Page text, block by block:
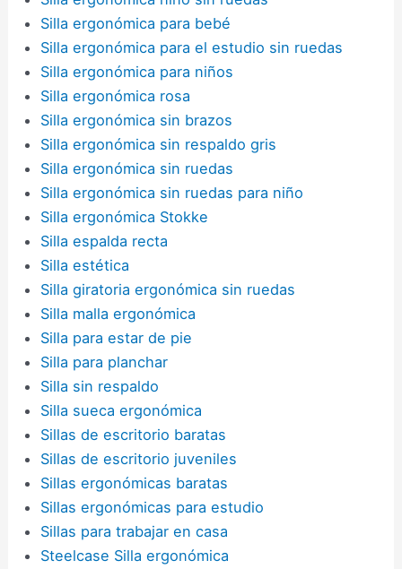
Silla ergonómica para bebé
Silla ergonómica para el estudio sin ruedas
Silla ergonómica para niños
Silla ergonómica rosa
Silla ergonómica sin brazos
Silla ergonómica sin respaldo gris
Silla ergonómica sin ruedas
Silla ergonómica sin ruedas para niño
Silla ergonómica Stokke
Silla espalda recta
Silla estética
Silla giratoria ergonómica sin ruedas
Silla malla ergonómica
Silla para estar de pie
Silla para planchar
Silla sin respaldo
Silla sueca ergonómica
Sillas de escritorio baratas
Sillas de escritorio juveniles
Sillas ergonómicas baratas
Sillas ergonómicas para estudio
Sillas para trabajar en casa
Steelcase Silla ergonómica